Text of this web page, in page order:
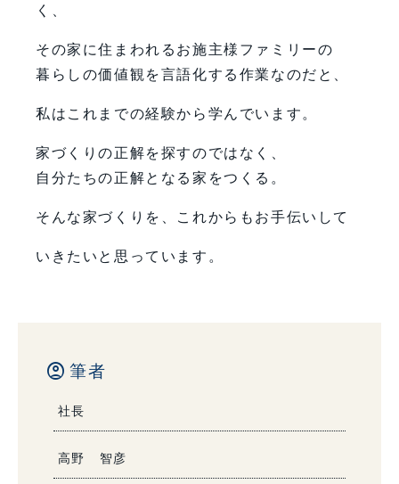
く、
その家に住まわれるお施主様ファミリーの
暮らしの価値観を言語化する作業なのだと、
私はこれまでの経験から学んでいます。
家づくりの正解を探すのではなく、
自分たちの正解となる家をつくる。
そんな家づくりを、これからもお手伝いして
いきたいと思っています。
account_circle 筆者
社長
高野 智彦